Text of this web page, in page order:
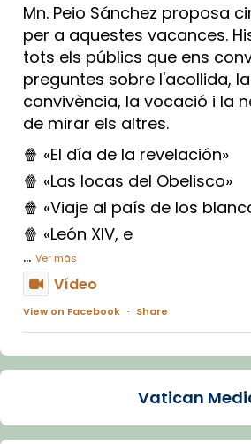
Mn. Peio Sánchez proposa
per a aquestes vacances.
tots els públics que ens
preguntes sobre l'acollida,
convivència, la vocació i la
de mirar els altres.
🍿 «El día de la revelación»
🍿 «Las locas del Obelisco»
🍿 «Viaje al país de los
🍿 «León XIV, e
... Ver más
Vídeo
View on Facebook · Share
Arquebisbat de
La Carmina va patir
dos mesos, a l'Estadi Lluís
Vatican